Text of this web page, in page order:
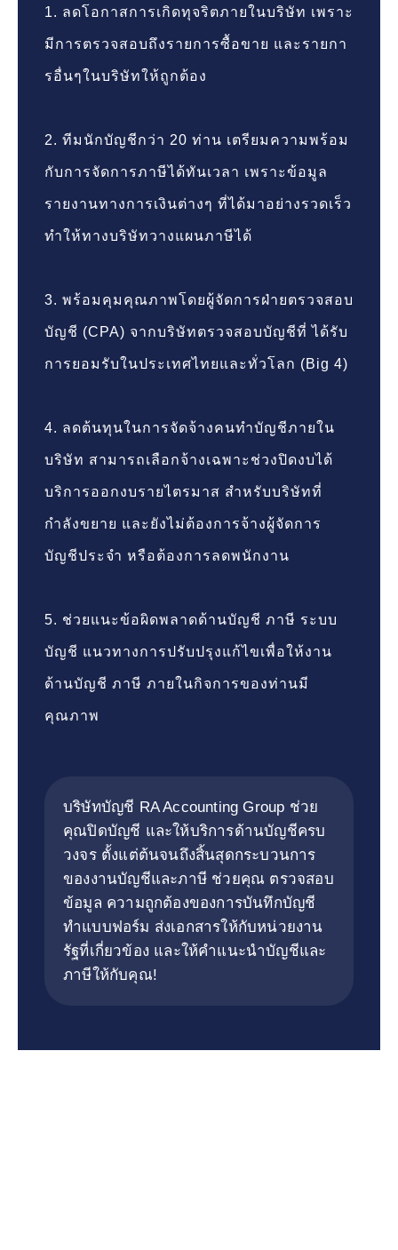
1. ลดโอกาสการเกิดทุจริตภายในบริษัท เพราะ
มีการตรวจสอบถึงรายการซื้อขาย และรายกา
รอื่นๆในบริษัทให้ถูกต้อง
2. ทีมนักบัญชีกว่า 20 ท่าน เตรียมความพร้อม
กับการจัดการภาษีได้ทันเวลา เพราะข้อมูล
รายงานทางการเงินต่างๆ ที่ได้มาอย่างรวดเร็ว
ทำให้ทางบริษัทวางแผนภาษีได้
3. พร้อมคุมคุณภาพโดยผู้จัดการฝ่ายตรวจสอบ
บัญชี (CPA) จากบริษัทตรวจสอบบัญชีที่ ได้รับ
การยอมรับในประเทศไทยและทั่วโลก (Big 4)
4. ลดต้นทุนในการจัดจ้างคนทำบัญชีภายใน
บริษัท สามารถเลือกจ้างเฉพาะช่วงปิดงบได้
บริการออกงบรายไตรมาส สำหรับบริษัทที่
กำลังขยาย และยังไม่ต้องการจ้างผู้จัดการ
บัญชีประจำ หรือต้องการลดพนักงาน
5. ช่วยแนะข้อผิดพลาดด้านบัญชี ภาษี ระบบ
บัญชี แนวทางการปรับปรุงแก้ไขเพื่อให้งาน
ด้านบัญชี ภาษี ภายในกิจการของท่านมี
คุณภาพ
บริษัทบัญชี RA Accounting Group ช่วย
คุณปิดบัญชี และให้บริการด้านบัญชีครบ
วงจร ตั้งแต่ต้นจนถึงสิ้นสุดกระบวนการ
ของงานบัญชีและภาษี ช่วยคุณ ตรวจสอบ
ข้อมูล ความถูกต้องของการบันทึกบัญชี
ทำแบบฟอร์ม ส่งเอกสารให้กับหน่วยงาน
รัฐที่เกี่ยวข้อง และให้คำแนะนำบัญชีและ
ภาษีให้กับคุณ!